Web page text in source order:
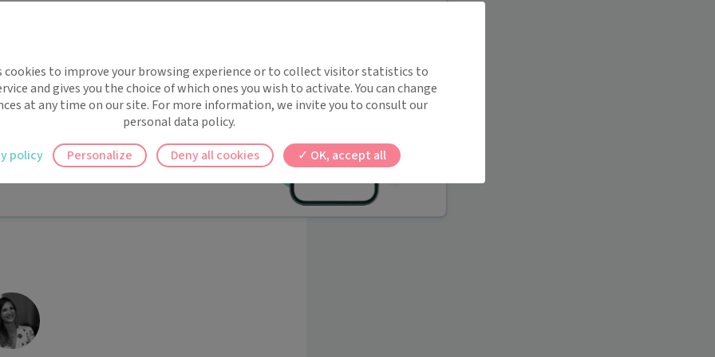
et 65€) et des actes déconventionnés.
consultation.
!
rappels automatiques pour ne plus rien
cookies to improve your browsing experience or to collect visitor statistics to
and gives you the choice of which ones you wish to activate. You can change
at any time on our site. For more information, we invite you to consult our
personal data policy.
OK, accept all
Deny all cookies
Personalize
policy